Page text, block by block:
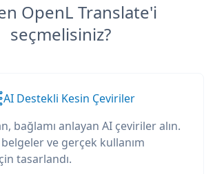
OpenL Translate'i
seçmelisiniz?
AI Destekli Kesin Çeviriler
bağlamı anlayan AI çeviriler alın.
ve gerçek kullanım
tasarlandı.